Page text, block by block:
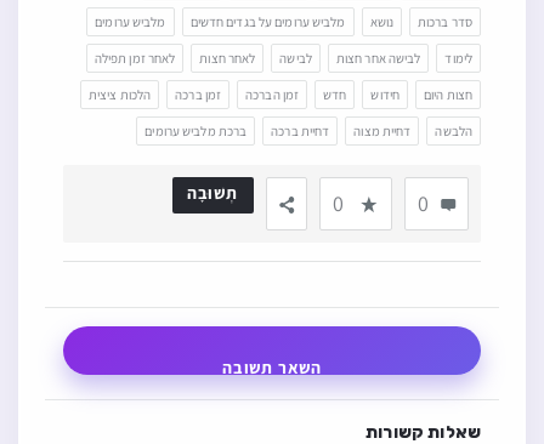
ברכת מלביש ערומים דחיית ברכה דחיית מצוה הלבשה
הלכות ציצית זמן ברכה זמן הברכה חדש חידוש חצות היום
לאחר זמן תפילה לאחר חצות לבישה לבישה אחר חצות לימוד
מלביש ערומים מלביש ערומים על בגדים חדשים נושא סדר ברכות
0
0 תְשׁוּבָה
השאר תשובה
שאלות קשורות